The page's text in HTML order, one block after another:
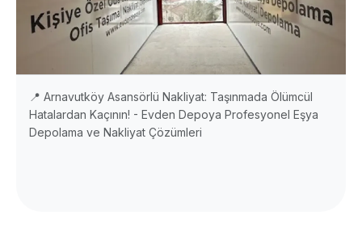
📍 Arnavutköy Asansörlü Nakliyat: Taşınmada Ölümcül
Hatalardan Kaçının! - Evden Depoya Profesyonel Eşya
Depolama ve Nakliyat Çözümleri